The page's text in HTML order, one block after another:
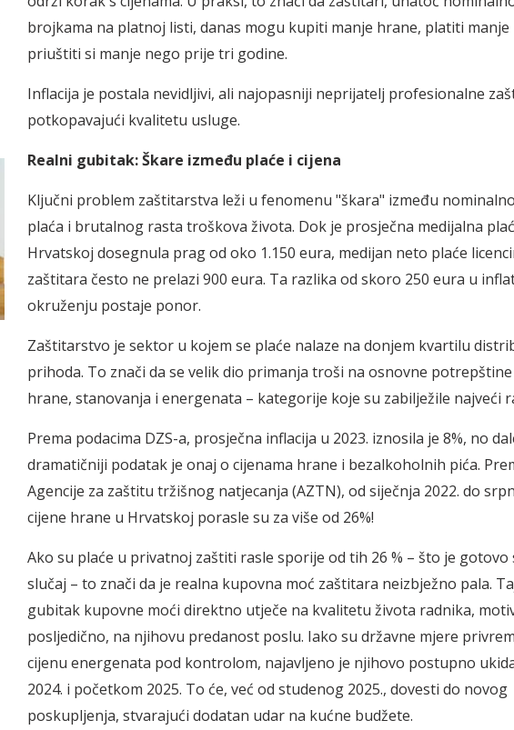
brojkama na platnoj listi, danas mogu kupiti manje hrane, platiti manje
priuštiti si manje nego prije tri godine.
Inflacija je postala nevidljivi, ali najopasniji neprijatelj profesionalne
potkopavajući kvalitetu usluge.
Realni gubitak: Škare između plaće i cijena
Ključni problem zaštitarstva leži u fenomenu "škara" između
plaća i brutalnog rasta troškova života. Dok je prosječna medijalna
Hrvatskoj dosegnula prag od oko 1.150 eura, medijan neto plaće
zaštitara često ne prelazi 900 eura. Ta razlika od skoro 250 eura u
okruženju postaje ponor.
Zaštitarstvo je sektor u kojem se plaće nalaze na donjem kvartilu
prihoda. To znači da se velik dio primanja troši na osnovne
hrane, stanovanja i energenata – kategorije koje su zabilježile najveći
Prema podacima DZS-a, prosječna inflacija u 2023. iznosila je 8%, no
dramatičniji podatak je onaj o cijenama hrane i bezalkoholnih pića.
Agencije za zaštitu tržišnog natjecanja (AZTN), od siječnja 2022. do
cijene hrane u Hrvatskoj porasle su za više od 26%!
Ako su plaće u privatnoj zaštiti rasle sporije od tih 26 % – što je
slučaj – to znači da je realna kupovna moć zaštitara neizbježno pala.
gubitak kupovne moći direktno utječe na kvalitetu života radnika,
posljedično, na njihovu predanost poslu. Iako su državne mjere
cijenu energenata pod kontrolom, najavljeno je njihovo postupno
2024. i početkom 2025. To će, već od studenog 2025., dovesti do novog
poskupljenja, stvarajući dodatan udar na kućne budžete.